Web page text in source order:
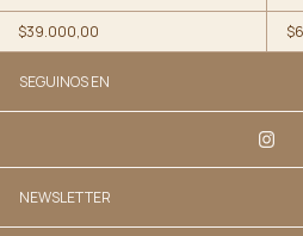
$39.000,00
SEGUINOS EN
NEWSLETTER